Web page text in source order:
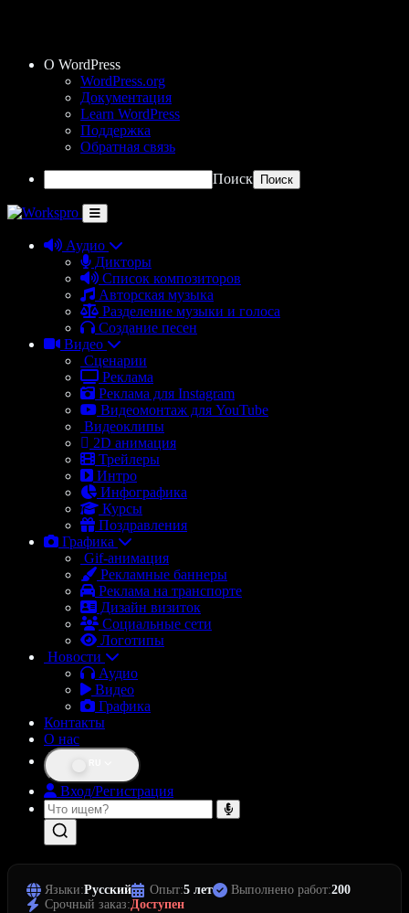
О WordPress
WordPress.org
Документация
Learn WordPress
Поддержка
Обратная связь
Поиск
Аудио
Дикторы
Список композиторов
Авторская музыка
Разделение музыки и голоса
Создание песен
Видео
Сценарии
Реклама
Реклама для Instagram
Видеомонтаж для YouTube
Видеоклипы
2D анимация
Трейлеры
Интро
Инфографика
Курсы
Поздравления
Графика
Gif-анимация
Рекламные баннеры
Реклама на транспорте
Дизайн визиток
Социальные сети
Логотипы
Новости
Аудио
Видео
Графика
Контакты
О нас
Вход/Регистрация
Языки:Русский Опыт:5 лет Выполнено работ:200
Срочный заказ:Доступен